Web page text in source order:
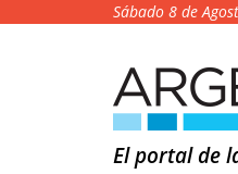
Sábado 8 de
El portal de